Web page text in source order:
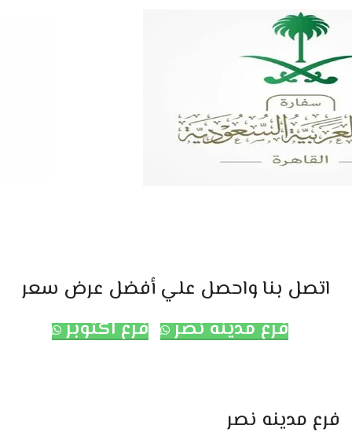
اتصل بنا واحصل علي أفضل عرض سعر
فرع مدينه نصر
فرع اكتوبر
فرع مدينه نصر